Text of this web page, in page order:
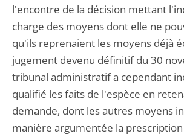
l'encontre de la décision mettant
charge des moyens dont elle ne
qu'ils reprenaient les moyens déjà
jugement devenu définitif du 30
tribunal administratif a cependant
qualifié les faits de l'espèce en
demande, dont les autres moyens
manière argumentée la prescription